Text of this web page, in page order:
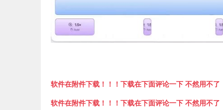
软件在附件下载！！！下载在下面评论一下 不然用不了
软件在附件下载！！！下载在下面评论一下 不然用不了